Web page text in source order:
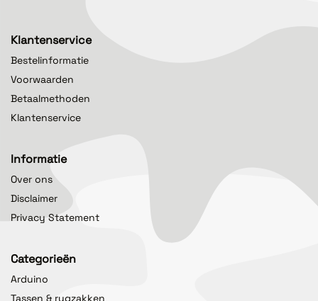
Klantenservice
Bestelinformatie
Voorwaarden
Betaalmethoden
Klantenservice
Informatie
Over ons
Disclaimer
Privacy Statement
Categorieën
Arduino
Tassen & rugzakken